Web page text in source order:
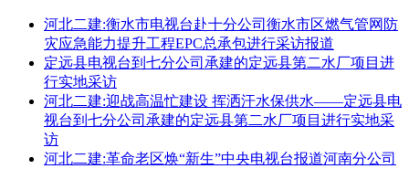
河北二建:衡水市电视台赴十分公司衡水市区燃气管网防
灾应急能力提升工程EPC总承包进行采访报道
定远县电视台到七分公司承建的定远县第二水厂项目进
行实地采访
河北二建:迎战高温忙建设 挥洒汗水保供水——定远县电
视台到七分公司承建的定远县第二水厂项目进行实地采
访
河北二建:革命老区焕“新生”中央电视台报道河南分公司